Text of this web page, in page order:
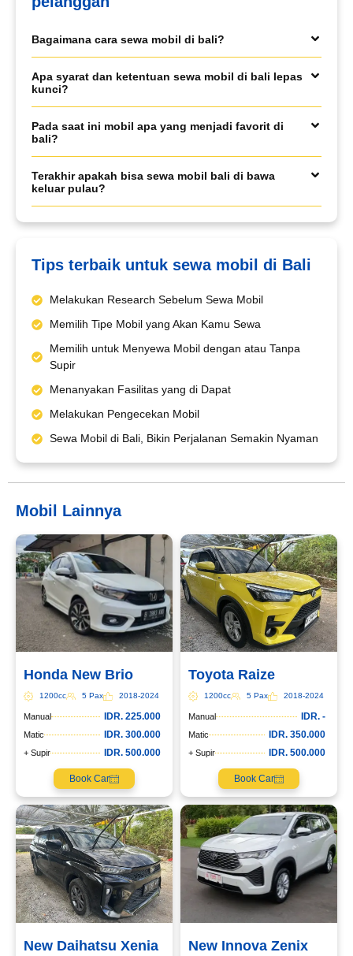
Bagaimana cara sewa mobil di bali?
Apa syarat dan ketentuan sewa mobil di bali lepas
kunci?
Pada saat ini mobil apa yang menjadi favorit di
bali?
Terakhir apakah bisa sewa mobil bali di bawa
keluar pulau?
Tips terbaik untuk sewa mobil di Bali
Melakukan Research Sebelum Sewa Mobil
Memilih Tipe Mobil yang Akan Kamu Sewa
Memilih untuk Menyewa Mobil dengan atau Tanpa
Supir
Menanyakan Fasilitas yang di Dapat
Melakukan Pengecekan Mobil
Sewa Mobil di Bali, Bikin Perjalanan Semakin Nyaman
Mobil Lainnya
Honda New Brio
1200cc 5 Pax 2018-2024
Manual IDR. 225.000
Matic IDR. 300.000
+ Supir IDR. 500.000
Book Car
Toyota Raize
1200cc 5 Pax 2018-2024
Manual IDR. -
Matic IDR. 350.000
+ Supir IDR. 500.000
Book Car
New Daihatsu Xenia New Innova Zenix
Book via WhatsApp
Pilih Mobil*
Nama*
Tgl Mulai*
Tgl Selesai*
Email*